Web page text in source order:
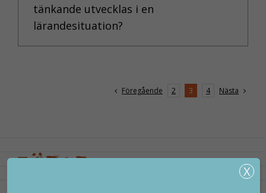
tänkande utvecklas i en
lärandesituation?
Föregående 2 3 4 Nästa